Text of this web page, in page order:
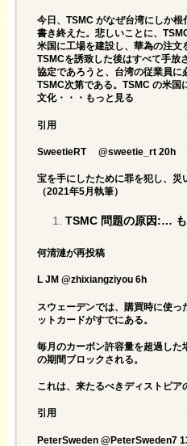
今日、TSMC がなぜ台湾にしか
書き終えた。悲しいことに、
米国に工場を建設し、華為の注文
TSMCを誘致した後はすべて手放
協定であろうと、台湾の従業員に
TSMC次第である。TSMC の米国
文化・・・もっと見る
引用
SweetieRT @sweetie_rt 20h
宝を手にしたために罪を犯し、災
（2021年5月執筆）
TSMC 問題の原因:…
何清漣が再投稿
L JM @zhixiangziyou 6h
スウェーデンでは、購買時に使
ットカードがすでにある。
毎月のカーボン許容量を超過した
の期間ブロックされる。
これは、来たるべきディストピア
引用
PeterSweden @PeterSweden7